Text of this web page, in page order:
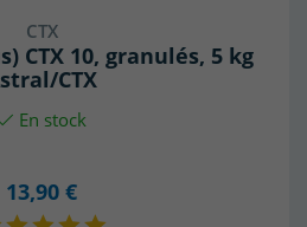
CTX
CTX 10, granulés, 5 kg
CTX
En stock
13,90 €